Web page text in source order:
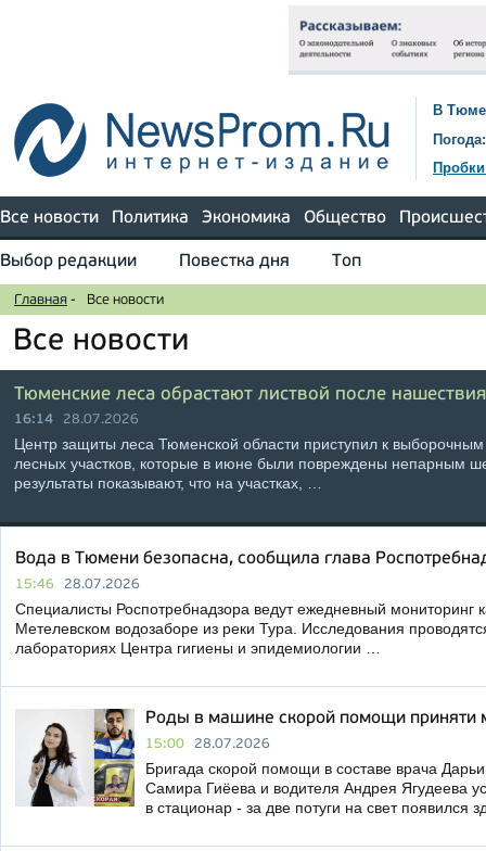
В
Погода:
Все новости Политика Экономика Общество
Выбор редакции Повестка дня Топ
Главная - Все новости
Все новости
Тюменские леса обрастают листвой после
16:14 28.07.2026
Центр защиты леса Тюменской области приступил к
лесных участков, которые в июне были повреждены непарным
результаты показывают, что на участках, …
Вода в Тюмени безопасна, сообщила глава
15:46 28.07.2026
Специалисты Роспотребнадзора ведут ежедневный мониторинг
Метелевском водозаборе из реки Тура. Исследования
лабораториях Центра гигиены и эпидемиологии …
Роды в машине скорой помощи приняти
15:00 28.07.2026
Бригада скорой помощи в составе врача
Самира Гиёева и водителя Андрея Ягудеева
в стационар - за две потуги на свет появился